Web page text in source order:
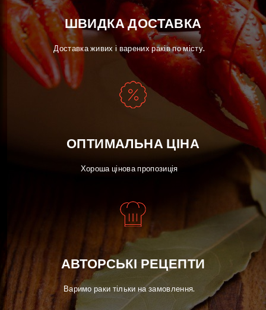
ШВИДКА ДОСТАВКА
Доставка живих і варених раків по місту.
ОПТИМАЛЬНА ЦІНА
Хороша цінова пропозиція
АВТОРСЬКІ РЕЦЕПТИ
Варимо раки тільки на замовлення.